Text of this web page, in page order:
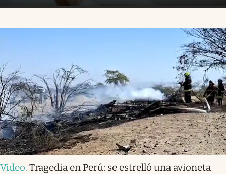
Video. Tragedia en Perú: se estrelló una avioneta